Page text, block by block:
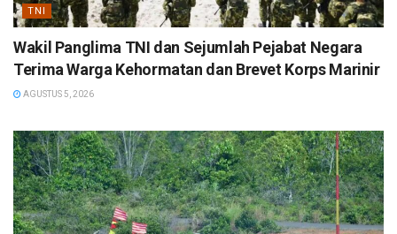
TNI
Wakil Panglima TNI dan Sejumlah Pejabat Negara
Terima Warga Kehormatan dan Brevet Korps Marinir
AGUSTUS 5, 2026